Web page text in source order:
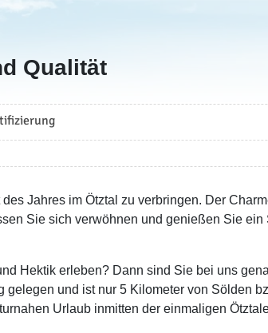
Qualität
Jahres im Ötztal zu verbringen. Der
Sie sich verwöhnen und genießen Sie ein
Hektik erleben? Dann sind Sie bei uns
gelegen und ist nur 5 Kilometer von Sölden
Urlaub inmitten der einmaligen